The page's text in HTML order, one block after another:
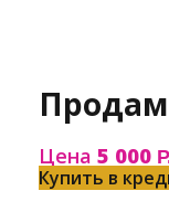
Цена 5 000
Купить в